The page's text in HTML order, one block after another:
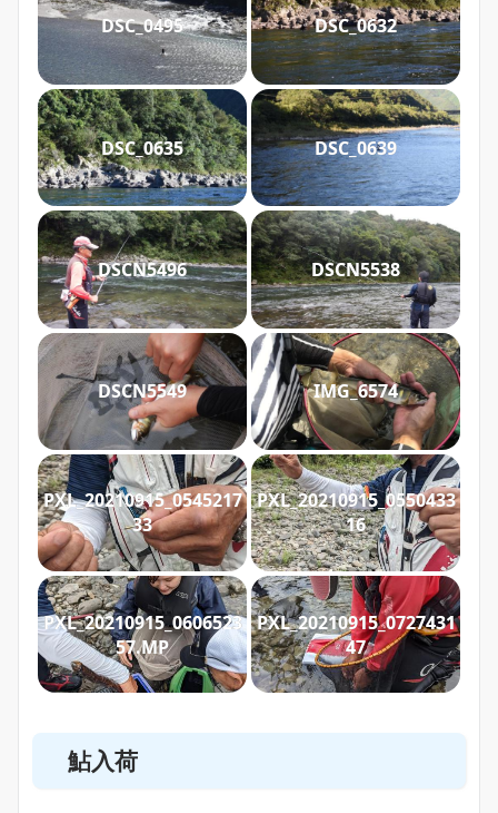
DSC_0495 DSC_0632
DSC_0635 DSC_0639
DSCN5496 DSCN5538
DSCN5549 IMG_6574
PXL_20210915_0545217
33
PXL_20210915_0550433
16
PXL_20210915_0606523
57.MP
PXL_20210915_0727431
47
鮎入荷